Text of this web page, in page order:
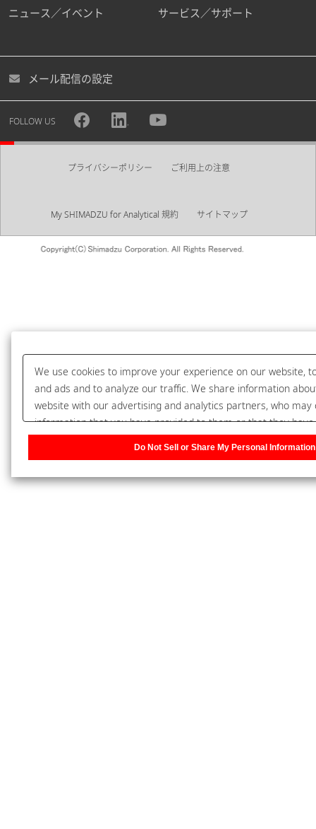
ニュース／イベント サービス／サポート
メール配信の設定
FOLLOW US
プライバシーポリシー ご利用上の注意
My SHIMADZU for Analytical 規約 サイトマップ
We use cookies to improve your experience on our website,
and ads and to analyze our traffic. We share information
website with our advertising and analytics partners, who
information that you have provided to them or that they
use of their services. You have the right to opt-out of our
you with our partners. Please click [Do Not Sell or Share My
Do Not Sell or Share My Personal Information